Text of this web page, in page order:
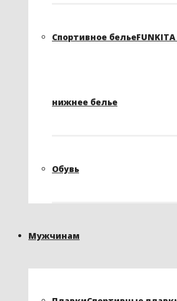
Спортивное белье
нижнее белье
Обувь
Мужчинам